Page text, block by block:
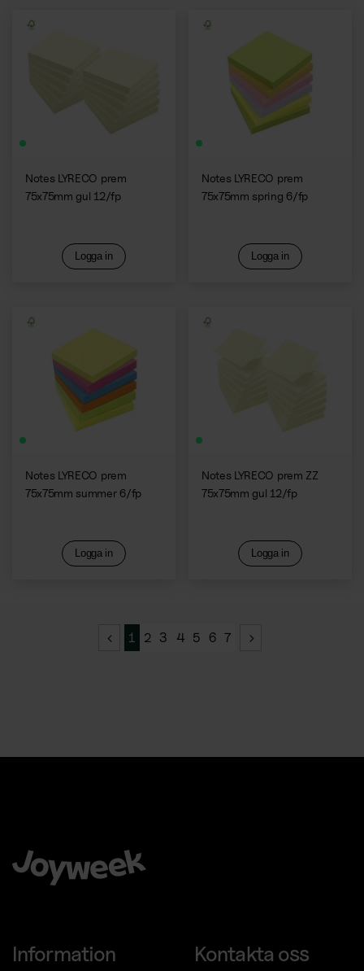
Notes LYRECO prem
75x75mm gul 12/fp
Logga in
Notes LYRECO prem
75x75mm spring 6/fp
Logga in
Notes LYRECO prem
75x75mm summer 6/fp
Logga in
Notes LYRECO prem ZZ
75x75mm gul 12/fp
Logga in
1 2 3 4 5 6 7
Information Kontakta oss